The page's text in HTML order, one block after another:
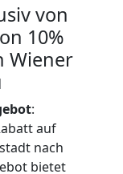
von
10%
Wiener
:
auf
nach
bietet